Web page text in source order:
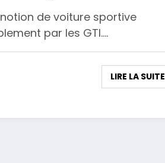
de voiture sportive
par les GTI.…
LIRE LA SUITE